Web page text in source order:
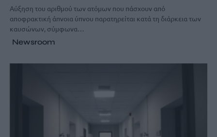
Αύξηση του αριθμού των ατόμων που πάσχουν από
αποφρακτική άπνοια ύπνου παρατηρείται κατά τη διάρκεια των
καυσώνων, σύμφωνα…
Newsroom